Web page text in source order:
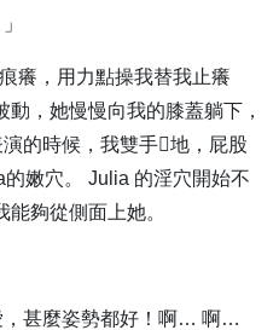
癢，用力點操我替我止癢
，她慢慢向我的膝蓋躺下，
的時候，我雙手地，屁股
嫩穴。 Julia 的淫穴開始不
夠從側面上她。
，甚麼姿勢都好！啊… 啊…